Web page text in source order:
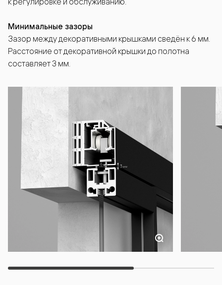
Минимальные зазоры
Зазор между декоративными крышками сведён к 6 мм.
Расстояние от декоративной крышки до полотна
составляет 3 мм.